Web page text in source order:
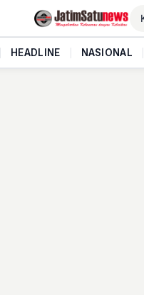
HEADLINE NASIONAL